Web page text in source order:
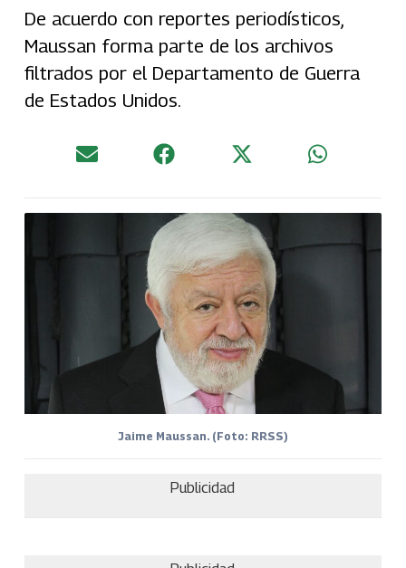
De acuerdo con reportes periodísticos,
Maussan forma parte de los archivos
filtrados por el Departamento de Guerra
de Estados Unidos.
Jaime Maussan. (Foto: RRSS)
Publicidad